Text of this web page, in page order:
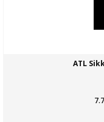
ATL